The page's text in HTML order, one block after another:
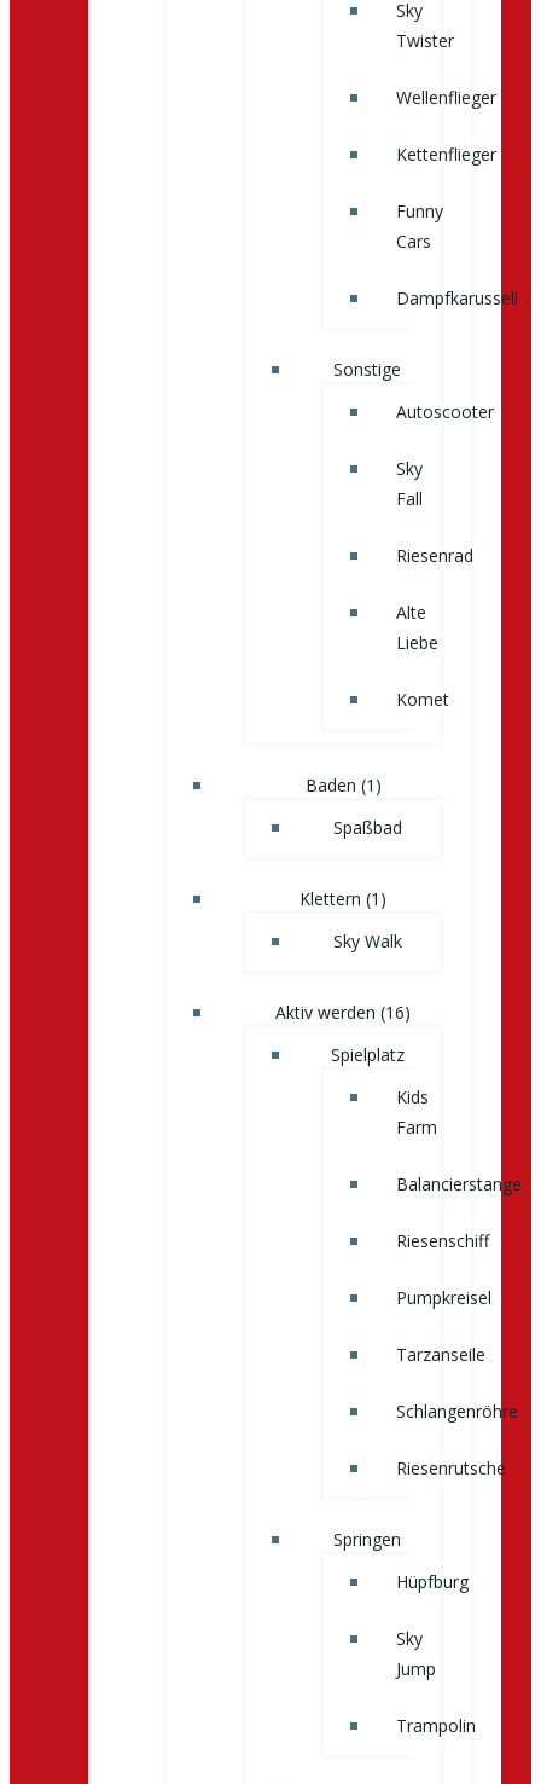
Sky
Twister
Wellenflieger
Kettenflieger
Funny
Cars
Dampfkarussell
Sonstige
Autoscooter
Sky
Fall
Riesenrad
Alte
Liebe
Komet
Baden (1)
Spaßbad
Klettern (1)
Sky Walk
Aktiv werden (16)
Spielplatz
Kids
Farm
Balancierstange
Riesenschiff
Pumpkreisel
Tarzanseile
Schlangenröhre
Riesenrutsche
Springen
Hüpfburg
Sky
Jump
Trampolin